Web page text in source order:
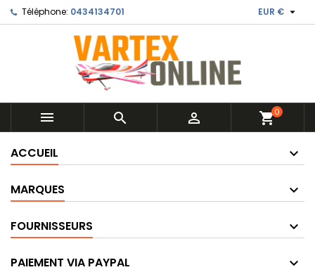
Téléphone: 0434134701 EUR € 
   shopping_cart0
ACCUEIL
MARQUES
FOURNISSEURS
PAIEMENT VIA PAYPAL